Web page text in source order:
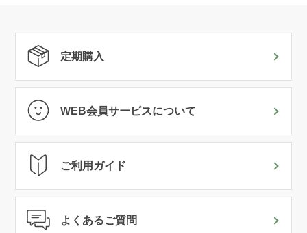
定期購入
WEB会員サービスについて
ご利用ガイド
よくあるご質問